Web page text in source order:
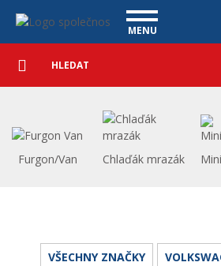
Užitkové vozy - VanscentreNavigace
MENU
VÝKUP VOZŮ
ÚVĚR ZDARMA
ZÁRUKA NA OJETÉ VOZY
ONLINE VIDEO
NÁŠ TÝM
NAŠE VIDEA
MAGAZÍN
KONTAKT
Podrobné
vyhledávání
Vyhledat
Furgon/Van Chlaďák mrazák
VŠECHNY ZNAČKY